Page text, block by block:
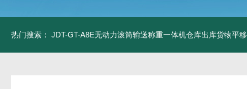
热门搜索： JDT-GT-A8E无动力滚筒输送称重一体机仓库出库货物平移